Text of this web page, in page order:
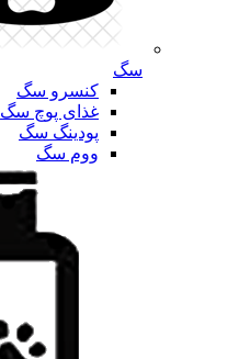
سگ
کنسرو سگ
غذای پوچ سگ
پودینگ سگ
ووم سگ